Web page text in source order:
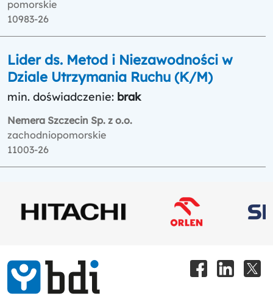
pomorskie
10983-26
Lider ds. Metod i Niezawodności w
Dziale Utrzymania Ruchu (K/M)
min. doświadczenie: brak
Nemera Szczecin Sp. z o.o.
zachodniopomorskie
11003-26